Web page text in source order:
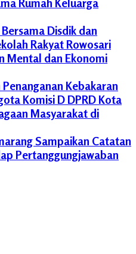
Rumah Keluarga
Disdik dan
Rakyat Rowosari
Mental dan Ekonomi
Kebakaran
Komisi D DPRD Kota
Masyarakat di
Sampaikan Catatan
Pertanggungjawaban